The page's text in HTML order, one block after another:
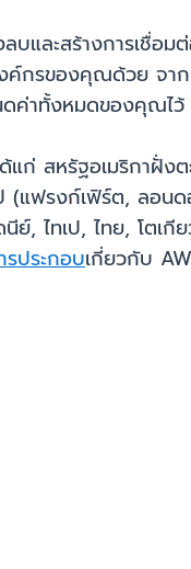
และสร้างการเชื่อ
กรของคุณด้วย จา
ดค่าทั้งหมดของคุณ
ก่ สหรัฐอเมริกาฝั่ง
แฟรงก์เฟิร์ต, ลอน
, ไทเป, ไทย, โตเ
รประกอบเกี่ยวกับ